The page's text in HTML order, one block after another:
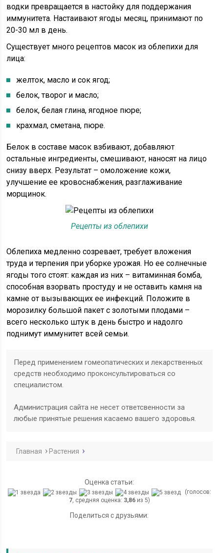
водки превращается в настойку для поддержания
иммунитета. Настаивают ягоды месяц, принимают по
20-30 мл в день.
Существует много рецептов масок из облепихи для
лица:
желток, масло и сок ягод;
белок, творог и масло;
белок, белая глина, ягодное пюре;
крахмал, сметана, пюре.
Белок в составе масок взбивают, добавляют
остальные ингредиенты, смешивают, наносят на лицо
снизу вверх. Результат – омоложение кожи,
улучшение ее кровоснабжения, разглаживание
морщинок.
Рецепты из облепихи
Облепиха медленно созревает, требует вложения
труда и терпения при уборке урожая. Но ее солнечные
ягоды того стоят: каждая из них – витаминная бомба,
способная взорвать простуду и не оставить камня на
камне от вызывающих ее инфекций. Положите в
морозилку большой пакет с золотыми плодами –
всего несколько штук в день быстро и надолго
поднимут иммунитет всей семьи.
Перед применением гомеопатических и лекарственных
средств необходимо проконсультироваться со
специалистом.
Администрация сайта не несет ответсвенности за
любые принятые решения касаемо вашего здоровья.
Главная Растения
Оценка статьи:
(голосов:
7, средняя оценка: 3,86из 5)
Поделиться с друзьями: